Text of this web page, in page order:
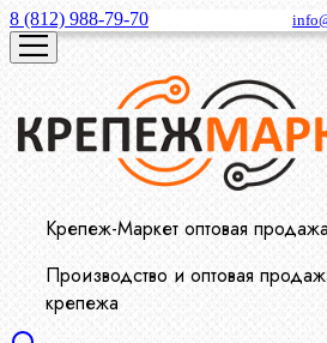
8 (812) 988-79-70
Крепеж-Маркет оптовая
Производство и оптовая
крепежа